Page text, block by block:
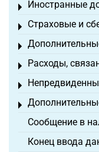
Иностранные
Toggle menu
Страховые и
Toggle menu
Toggle menu
Расходы,
Toggle menu
Toggle menu
Toggle menu
Сообщение в
Конец ввода